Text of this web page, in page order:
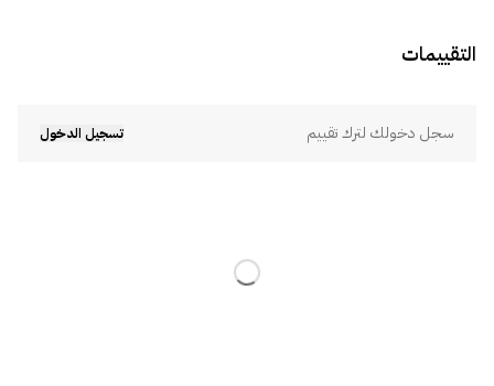
التقييمات
سجل دخولك لترك تقييم تسجيل الدخول